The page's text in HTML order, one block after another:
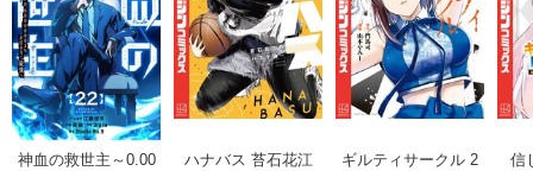
神血の救世主～0.00
ハナバス 苔石花江
ギルティサークル 2
信